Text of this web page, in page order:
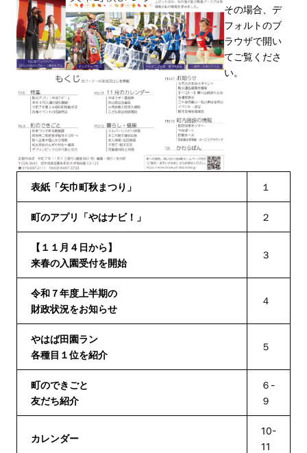
その場合、デ
フォルトのブ
ラウザで開い
てご覧くださ
い。
表紙「矢巾町秋まつり」 １
町のアプリ「やはナビ！」 ２
【１１月４日から】
来春の入園受付を開始
３
令和７年度上半期の
財政状況をお知らせ
４
やはば田園ラン
各種目１位を紹介
５
町のできごと
友だち紹介
６-
９
カレンダー
10-
11